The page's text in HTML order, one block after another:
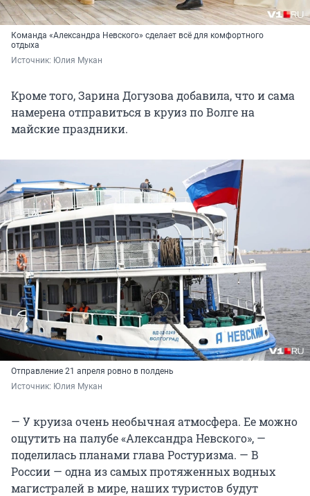
Команда «Александра Невского» сделает всё для комфортного
отдыха
Источник: Юлия Мукан
Кроме того, Зарина Догузова добавила, что и сама
намерена отправиться в круиз по Волге на
майские праздники.
Отправление 21 апреля ровно в полдень
Источник: Юлия Мукан
— У круиза очень необычная атмосфера. Ее можно
ощутить на палубе «Александра Невского», —
поделилась планами глава Ростуризма. — В
России — одна из самых протяженных водных
магистралей в мире, наших туристов будут